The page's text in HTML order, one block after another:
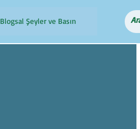
Blogsal Şeyler ve Basın